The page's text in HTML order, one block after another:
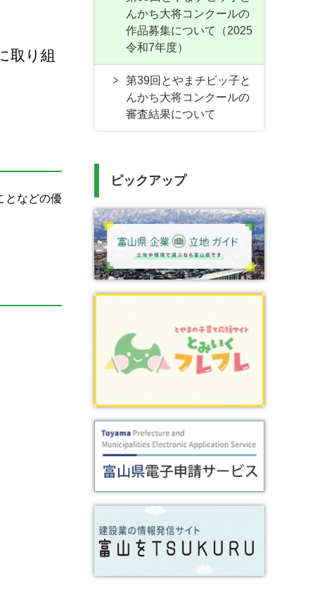
取り組
となどの優
んかち大将コンクールの
作品募集について（2025
令和7年度）
第39回とやまチビッ子と
んかち大将コンクールの
審査結果について
ピックアップ